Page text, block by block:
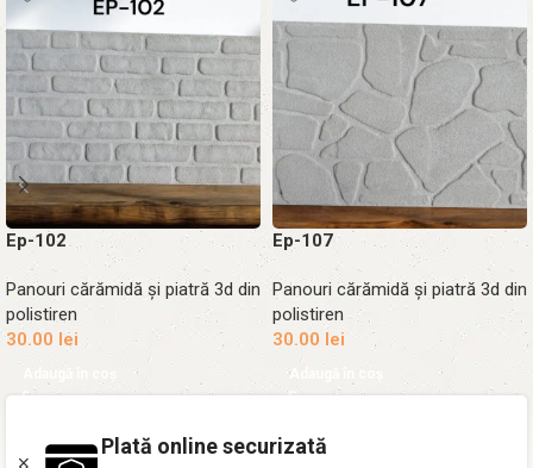
Ep-102
Panouri cărămidă și piatră 3d din
polistiren
30.00 lei
Adaugă în coș
Ep-107
Panouri cărămidă și piatră 3d din
polistiren
30.00 lei
Adaugă în coș
Peste 1.000 proiecte